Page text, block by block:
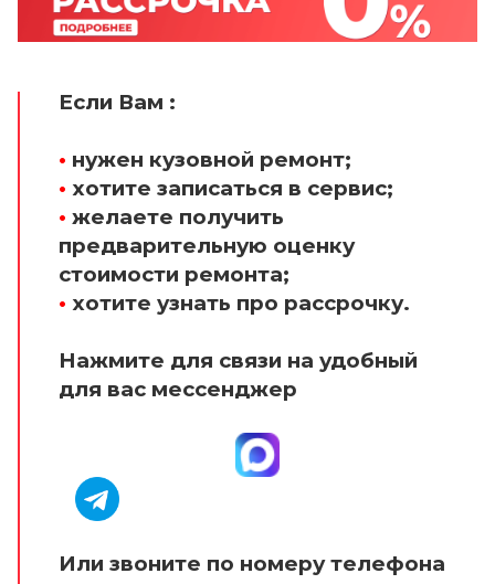
Если Вам :
• нужен кузовной ремонт;
• хотите записаться в сервис;
• желаете получить
предварительную оценку
стоимости ремонта;
• хотите узнать про рассрочку.
Нажмите для связи на удобный
для вас мессенджер
Или звоните по номеру телефона